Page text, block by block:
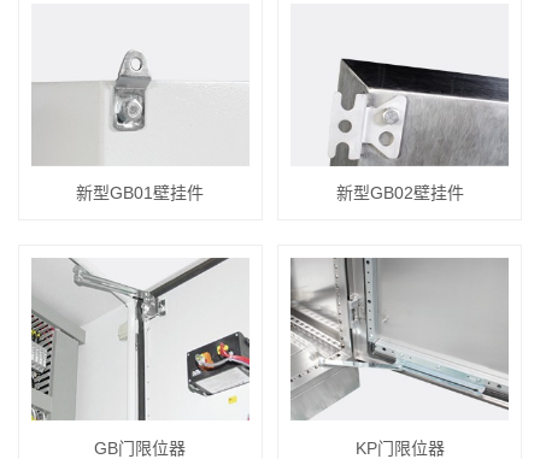
新型GB01壁挂件 新型GB02壁挂件
GB门限位器 KP门限位器